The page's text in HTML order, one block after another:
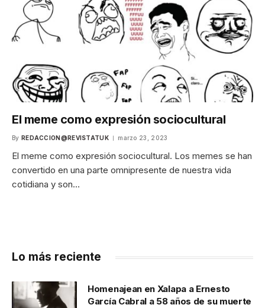
El meme como expresión sociocultural
By REDACCION@REVISTATUK marzo 23, 2023
El meme como expresión sociocultural. Los memes se han
convertido en una parte omnipresente de nuestra vida
cotidiana y son…
Lo más reciente
Homenajean en Xalapa a Ernesto
García Cabral a 58 años de su muerte